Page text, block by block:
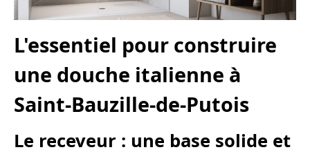
L'essentiel pour construire
une douche italienne à
Saint-Bauzille-de-Putois
Le receveur : une base solide et